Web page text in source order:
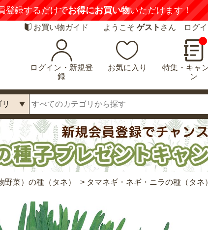
意喚起】悪質な偽サイトにご注意ください
お買い物ガイド ようこそ ゲスト さん ログイ
ログイン・新規登
録
お気に入り
特集・キャ
ン
野菜）の種（タネ） > タマネギ・ネギ・ニラの種（タネ）